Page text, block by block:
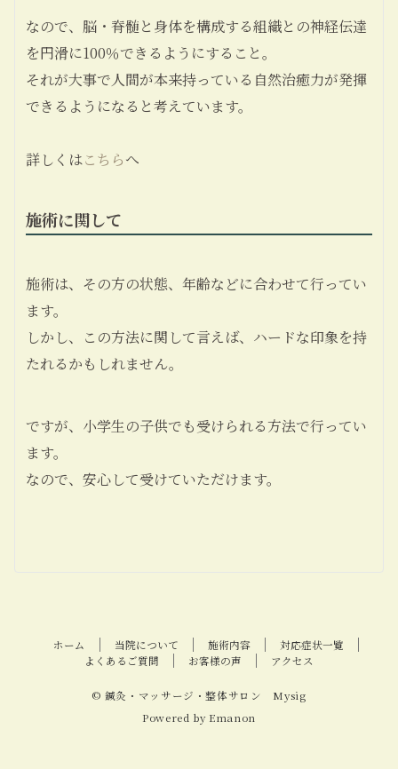
なので、 脳・脊髄と身体を構成する組織との神経伝達
を円滑に100％できるようにすること。
それが大事で人間が本来持っている 自然治癒力が発揮
できるようになると考えています。
詳しくはこちらへ
施術に関して
施術は、その方の状態、年齢などに合わせて行ってい
ます。
しかし、この方法に関して言えば、ハードな印象を持
たれるかもしれません。
ですが、 小学生の子供でも受けられる方法で行ってい
ます。
なので、安心して受けていただけます。
ホーム 当院について 施術内容
対応症状一覧
よくあるご質問
お客様の声 アクセス
© 鍼灸・マッサージ・整体サロン Mysig
Powered by Emanon